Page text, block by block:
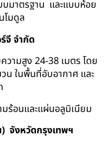
มาตรฐาน และแบบห้อย
โมดูล
จี จำกัด
ามสูง 24-38 เมตร โดย
น ในพื้นที่อับอากาศ และ
ร้อนและแผ่นอลูมิเนียม
จังหวัดกรุงเทพฯ